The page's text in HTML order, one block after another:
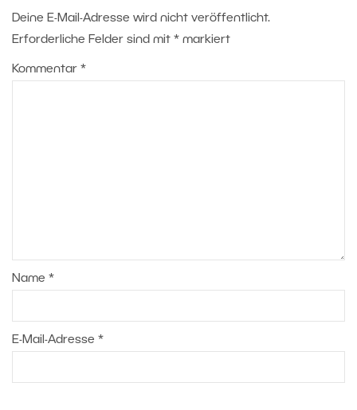
Deine E-Mail-Adresse wird nicht veröffentlicht.
Erforderliche Felder sind mit * markiert
Kommentar *
Name *
E-Mail-Adresse *